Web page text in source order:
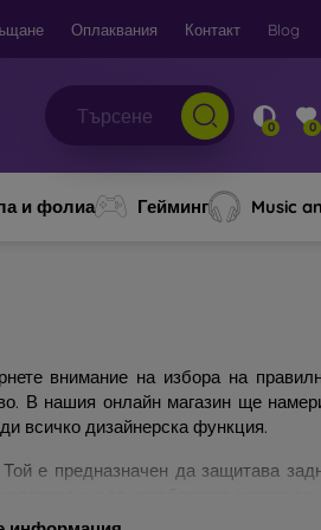
Оплаквания Контакт Blog
0 0
и фолиа Гейминг Music
внимание на избора на
В нашия онлайн магазин ще
всичко дизайнерска функция.
е предназначен да защитава